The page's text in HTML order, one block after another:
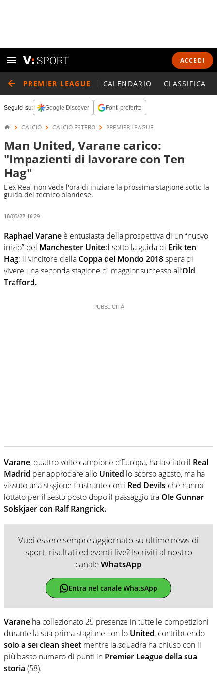
ACCEDI
PREMIER LEAGUE CALENDARIO CLASSIFICA
Seguici su: Google Discover Fonti preferite
CALCIO CALCIO ESTERO PREMIER LEAGUE
Man United, Varane carico:
"Impazienti di lavorare con Ten
Hag"
L'ex Real non vede l'ora di iniziare la prossima stagione sotto la
guida del tecnico olandese.
18/06/22 16:29
Raphael Varane è entusiasta della prospettiva di un “nuovo
inizio” del Manchester United sotto la guida di Erik ten
Hag: il vincitore della Coppa del Mondo 2018spera di
vivere una seconda stagione di maggior successo all’Old
Trafford.
Varane, quattro volte campione d’Europa, ha lasciato il Real
Madrid per approdare allo United lo scorso agosto, ma ha
vissuto una stsgione frustrante con i Red Devils che hanno
lottato per il sesto posto dopo il passaggio tra Ole Gunnar
Solskjaer con Ralf Rangnick.
Vuoi essere sempre aggiornato su ultime news di
sport, risultati ed eventi live? Iscriviti al nostro
canaleWhatsApp
Entra nel canale WhatsApp
Varane ha collezionato 29 presenze in tutte le competizioni
durante la sua prima stagione con lo United, contribuendo
solo a sei clean sheet mentre la squadra ha chiuso con il
più basso numero di punti in Premier League della sua
storia (58).